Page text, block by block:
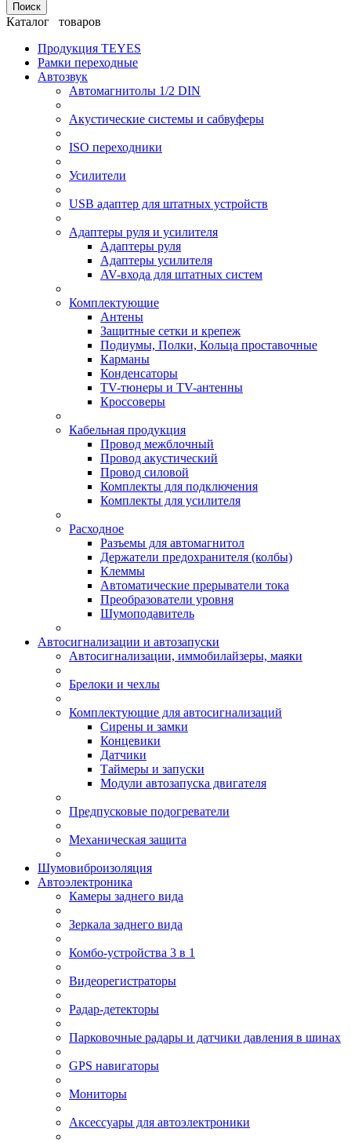
Поиск
Каталог товаров
Продукция TEYES
Рамки переходные
Автозвук
Автомагнитолы 1/2 DIN
Акустические системы и сабвуферы
ISO переходники
Усилители
USB адаптер для штатных устройств
Адаптеры руля и усилителя
Адаптеры руля
Адаптеры усилителя
AV-входа для штатных систем
Комплектующие
Антены
Защитные сетки и крепеж
Подиумы, Полки, Кольца проставочные
Карманы
Конденсаторы
TV-тюнеры и TV-антенны
Кроссоверы
Кабельная продукция
Провод межблочный
Провод акустический
Провод силовой
Комплекты для подключения
Комплекты для усилителя
Расходное
Разъемы для автомагнитол
Держатели предохранителя (колбы)
Клеммы
Автоматические прерыватели тока
Преобразователи уровня
Шумоподавитель
Автосигнализации и автозапуски
Автосигнализации, иммобилайзеры, маяки
Брелоки и чехлы
Комплектующие для автосигнализаций
Сирены и замки
Концевики
Датчики
Таймеры и запуски
Модули автозапуска двигателя
Предпусковые подогреватели
Механическая защита
Шумовиброизоляция
Автоэлектроника
Камеры заднего вида
Зеркала заднего вида
Комбо-устройства 3 в 1
Видеорегистраторы
Радар-детекторы
Парковочные радары и датчики давления в шинах
GPS навигаторы
Мониторы
Аксессуары для автоэлектроники